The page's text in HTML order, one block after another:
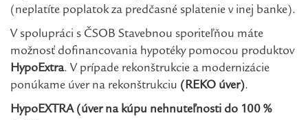
(neplatíte poplatok za predčasné splatenie v inej banke).
V spolupráci s ČSOB Stavebnou sporiteľňou máte
možnosť dofinancovania hypotéky pomocou produktov
HypoExtra. V prípade rekonštrukcie a modernizácie
ponúkame úver na rekonštrukciu (REKO úver).
HypoEXTRA (úver na kúpu nehnuteľnosti do 100 %